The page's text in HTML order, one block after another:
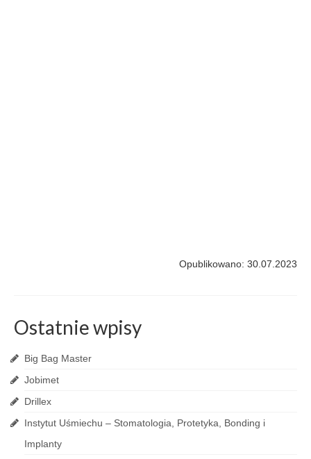
Opublikowano: 30.07.2023
Ostatnie wpisy
Big Bag Master
Jobimet
Drillex
Instytut Uśmiechu – Stomatologia, Protetyka, Bonding i
Implanty